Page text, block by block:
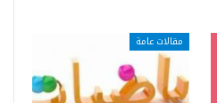
مقالات عامة